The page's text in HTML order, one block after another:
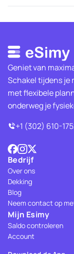
Geniet van
Schakel tijdens je
met flexibele
onderweg je
+1 (302) 610-
Bedrijf
Over ons
Dekking
Blog
Neem contact op
Mijn Esimy
Saldo controleren
Account